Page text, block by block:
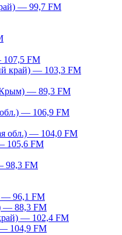
— 99,7 FM
107,5 FM
край) — 103,3 FM
Крым) — 89,3 FM
— 106,9 FM
обл.) — 104,0 FM
105,6 FM
98,3 FM
— 96,1 FM
— 88,3 FM
— 102,4 FM
104,9 FM